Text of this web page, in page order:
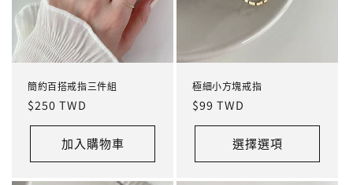
簡約百搭戒指三件組
定
價
$250 TWD
加入購物車
極細小方塊戒指
定
價
$99 TWD
選擇選項